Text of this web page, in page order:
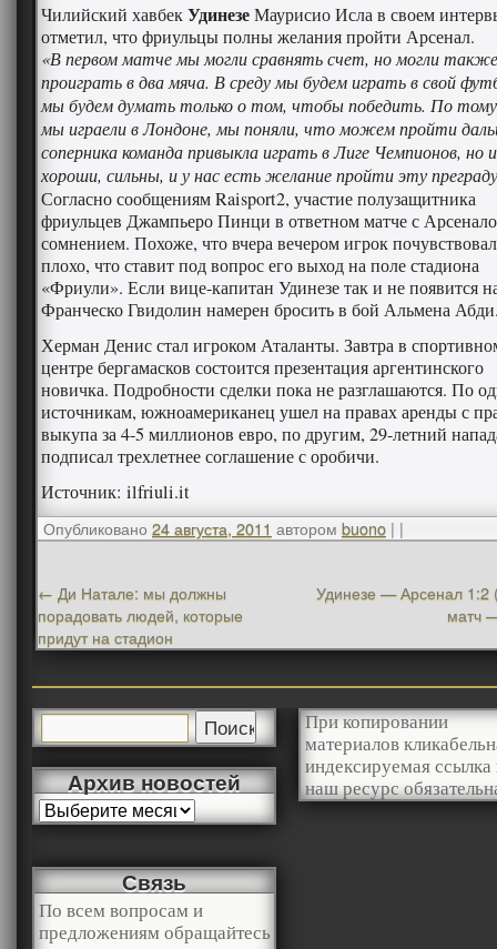
Чилийский хавбекУдинезеМаурисио Исла в своем
отметил, что фриульцы полны желания пройти Арсенал.
«В первом матче мы могли сравнять счет, но могли
проиграть в два мяча. В среду мы будем играть в свой
мы будем думать только о том, чтобы победить. По
мы играели в Лондоне, мы поняли, что можем пройти
соперника команда привыкла играть в Лиге Чемпионов, но
хороши, сильны, и у нас есть желание пройти эту
Согласно сообщениям Raisport2, участие полузащитника
фриульцев Джампьеро Пинци в ответном матче с
сомнением. Похоже, что вчера вечером игрок
плохо, что ставит под вопрос его выход на поле стадиона
«Фриули». Если вице-капитан Удинезе так и не появится
Франческо Гвидолин намерен бросить в бой Альмена
Херман Денис стал игроком Аталанты. Завтра в
центре бергамасков состоится презентация аргентинского
новичка. Подробности сделки пока не разглашаются. По
источникам, южноамериканец ушел на правах аренды с
выкупа за 4-5 миллионов евро, по другим, 29-летний
подписал трехлетнее соглашение с оробичи.
Источник: ilfriuli.it
Опубликовано24 августа, 2011 автором buono | |
← Ди Натале: мы должны
порадовать людей, которые
придут на стадион
Удинезе — Арсенал 1:2
матч
Архив новостей
При копировании
материалов
индексируемая ссылка
наш ресурс
Связь
По всем вопросам и
предложениям обращайтесь